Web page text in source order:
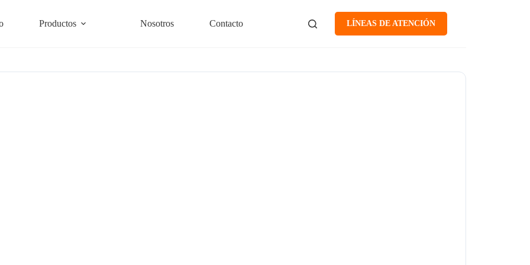
Productos Nosotros Contacto LÍNEAS DE ATENCIÓN